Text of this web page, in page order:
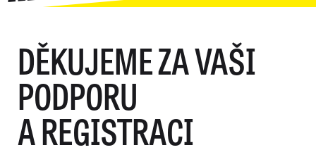
DĚKUJEME ZA VAŠI
PODPORU
A REGISTRACI